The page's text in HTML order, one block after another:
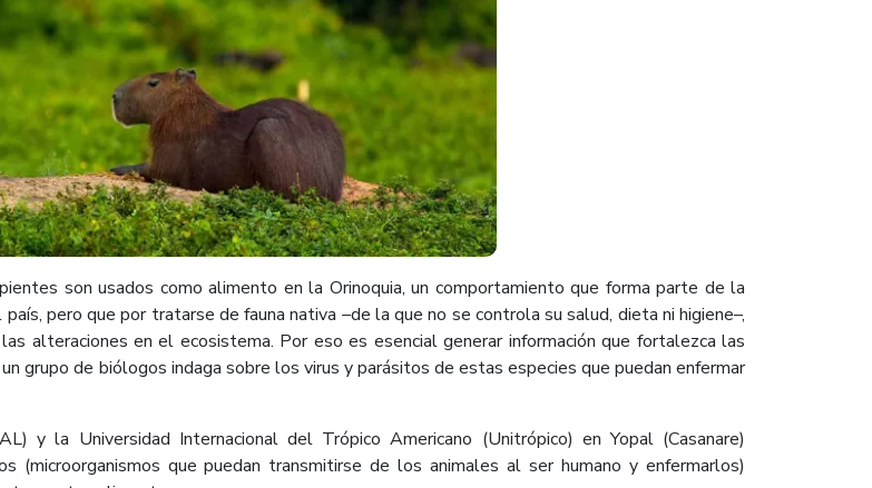
son usados como alimento en la Orinoquia, un comportamiento que forma parte de la
pero que por tratarse de fauna nativa –de la que no se controla su salud, dieta ni higiene–,
alteraciones en el ecosistema. Por eso es esencial generar información que fortalezca las
grupo de biólogos indaga sobre los virus y parásitos de estas especies que puedan enfermar
y la Universidad Internacional del Trópico Americano (Unitrópico) en Yopal (Casanare)
(microorganismos que puedan transmitirse de los animales al ser humano y enfermarlos)